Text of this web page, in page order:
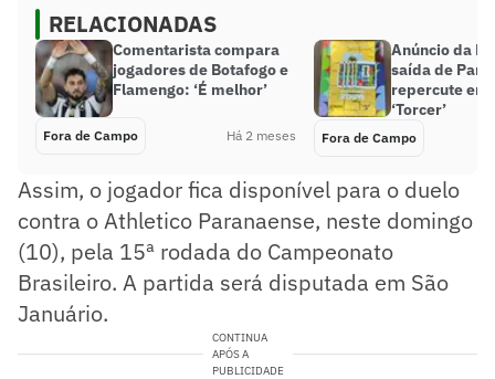
RELACIONADAS
Comentarista compara
jogadores de Botafogo e
Flamengo: ‘É melhor’
Fora de Campo Há 2 meses
Anúncio da
saída de
repercute
‘Torcer’
Fora de Campo
Assim, o jogador fica disponível para o duelo
contra o Athletico Paranaense, neste domingo
(10), pela 15ª rodada do Campeonato
Brasileiro. A partida será disputada em São
Januário.
CONTINUA
APÓS A
PUBLICIDADE